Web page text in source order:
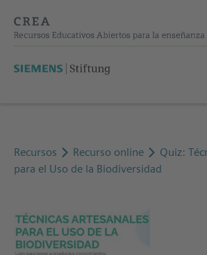
Recursos Recurso online
Quiz:
para el Uso de la Biodiversidad